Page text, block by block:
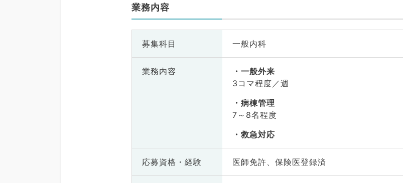
業務内容
募集科目 一般内科
業務内容
一般外来
3コマ程度／週
病棟管理
7～8名程度
救急対応
応募資格・ 経験 医師免許、保険医登録済